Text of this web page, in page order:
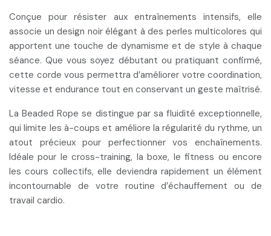
Conçue pour résister aux entraînements intensifs, elle
associe undesign noir élégant à des perles multicolores qui
apportent une touche de dynamisme et de style à chaque
séance. Que vous soyez débutant ou pratiquant confirmé,
cette corde vous permettra d’améliorer votre coordination,
vitesse et endurance tout en conservant un geste maîtrisé.
La Beaded Rope se distingue par sa fluidité exceptionnelle,
qui limite les à-coups et améliore la régularité du rythme, un
atout précieux pour perfectionner vos enchaînements.
Idéale pour le cross-training, la boxe, le fitness ou encore
les cours collectifs, elle deviendra rapidement un élément
incontournable de votre routine d’échauffement ou de
travail cardio.